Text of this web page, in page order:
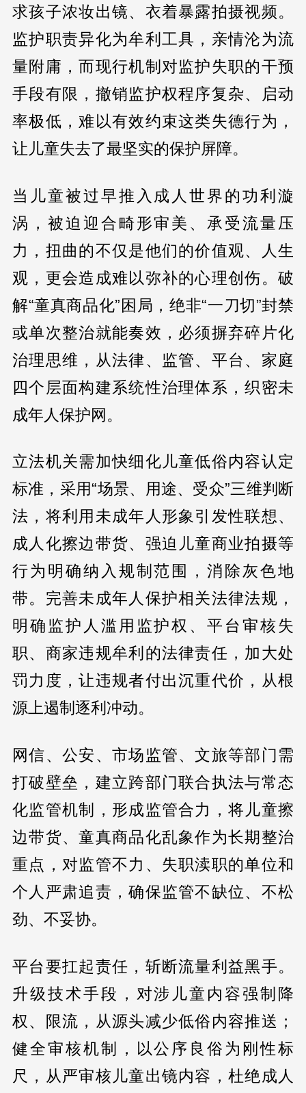
求孩子浓妆出镜、衣着暴露拍摄视频。
监护职责异化为牟利工具，亲情沦为流
量附庸，而现行机制对监护失职的干预
手段有限，撤销监护权程序复杂、启动
率极低，难以有效约束这类失德行为，
让儿童失去了最坚实的保护屏障。
当儿童被过早推入成人世界的功利漩
涡，被迫迎合畸形审美、承受流量压
力，扭曲的不仅是他们的价值观、人生
观，更会造成难以弥补的心理创伤。破
解“童真商品化”困局，绝非“一刀切”封禁
或单次整治就能奏效，必须摒弃碎片化
治理思维，从法律、监管、平台、家庭
四个层面构建系统性治理体系，织密未
成年人保护网。
立法机关需加快细化儿童低俗内容认定
标准，采用“场景、用途、受众”三维判断
法，将利用未成年人形象引发性联想、
成人化擦边带货、强迫儿童商业拍摄等
行为明确纳入规制范围，消除灰色地
带。完善未成年人保护相关法律法规，
明确监护人滥用监护权、平台审核失
职、商家违规牟利的法律责任，加大处
罚力度，让违规者付出沉重代价，从根
源上遏制逐利冲动。
网信、公安、市场监管、文旅等部门需
打破壁垒，建立跨部门联合执法与常态
化监管机制，形成监管合力，将儿童擦
边带货、童真商品化乱象作为长期整治
重点，对监管不力、失职渎职的单位和
个人严肃追责，确保监管不缺位、不松
劲、不妥协。
平台要扛起责任，斩断流量利益黑手。
升级技术手段，对涉儿童内容强制降
权、限流，从源头减少低俗内容推送；
健全审核机制，以公序良俗为刚性标
尺，从严审核儿童出镜内容，杜绝成人